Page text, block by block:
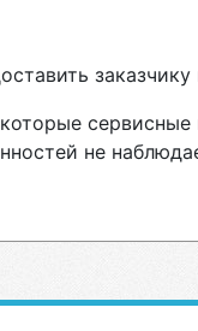
сервисные
не